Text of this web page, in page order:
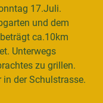
17.Juli.
und dem
ca.10km
Unterwegs
zu grillen.
der Schulstrasse.